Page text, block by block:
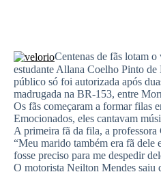
Centenas de fãs lotam
estudante Allana Coelho Pinto
público só foi autorizada após
madrugada na BR-153, entre
Os fãs começaram a formar filas
Emocionados, eles cantavam
A primeira fã da fila, a professora
“Meu marido também era fã dele
fosse preciso para me despedir
O motorista Neilton Mendes saiu